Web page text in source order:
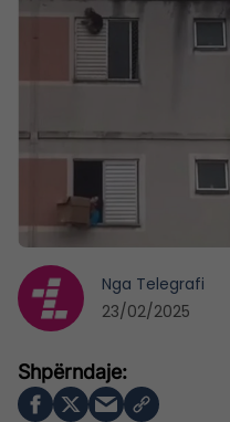
Nga Telegrafi
23/02/2025